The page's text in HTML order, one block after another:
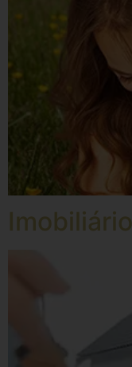
Imobiliário